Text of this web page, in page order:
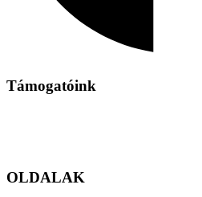
Támogatóink
OLDALAK